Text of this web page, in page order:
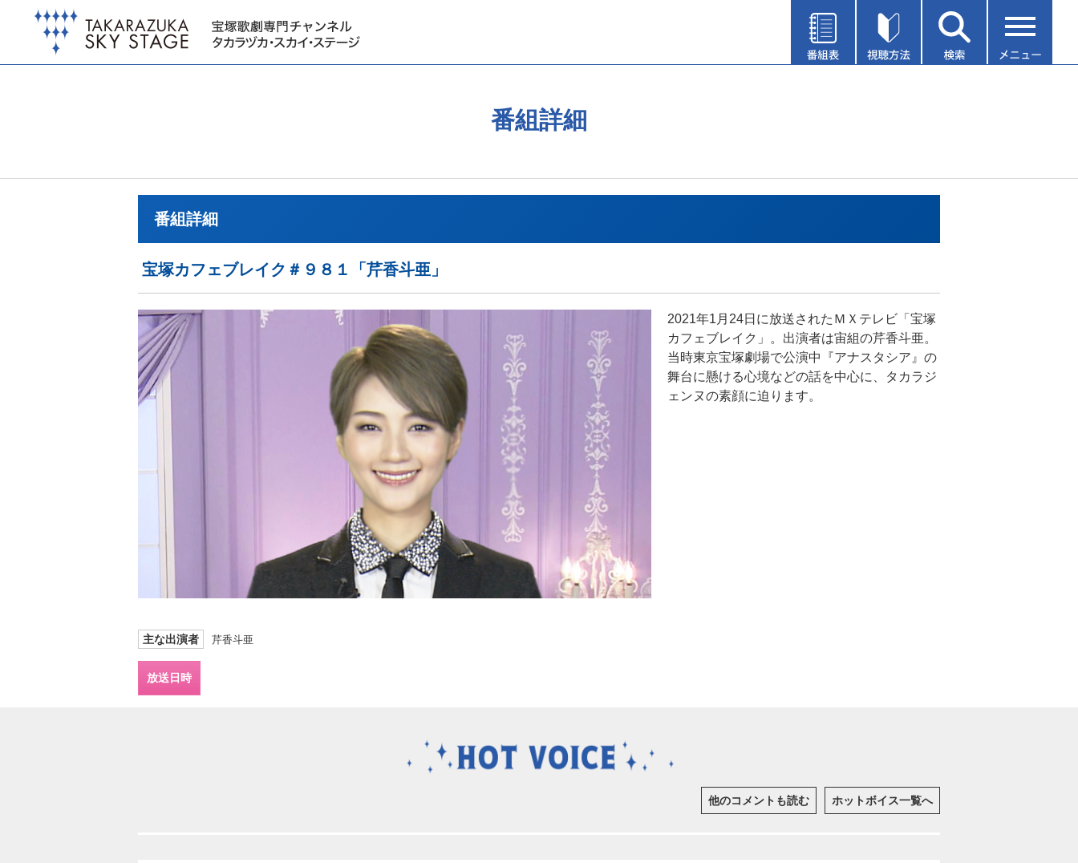
番組詳細
番組詳細
宝塚カフェブレイク＃９８１「芹香斗亜」
2021年1月24日に放送されたＭＸテレビ「宝塚
カフェブレイク」。出演者は宙組の芹香斗亜。
当時東京宝塚劇場で公演中『アナスタシア』の
舞台に懸ける心境などの話を中心に、タカラジ
ェンヌの素顔に迫ります。
主な出演者 芹香斗亜
放送日時
他のコメントも読む ホットボイス一覧へ